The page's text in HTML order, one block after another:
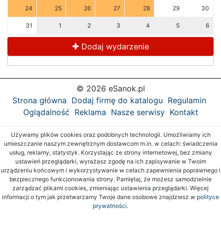
24 25 26 27 28 29 30
31 1 2 3 4 5 6
Dodaj wydarzenie
© 2026 eSanok.pl
Strona główna Dodaj firmę do katalogu Regulamin
Oglądalność Reklama Nasze serwisy Kontakt
Używamy plików cookies oraz podobnych technologii. Umożliwiamy ich
umieszczanie naszym zewnętrznym dostawcom m.in. w celach: świadczenia
usług, reklamy, statystyk. Korzystając ze strony internetowej, bez zmiany
ustawień przeglądarki, wyrażasz zgodę na ich zapisywanie w Twoim
urządzeniu końcowym i wykorzystywanie w celach zapewnienia poprawnego i
bezpiecznego funkcjonowania strony. Pamiętaj, że możesz samodzielnie
zarządzać plikami cookies, zmieniając ustawienia przeglądarki. Więcej
informacji o tym jak przetwarzamy Twoje dane osobowe znajdziesz w polityce
prywatności.